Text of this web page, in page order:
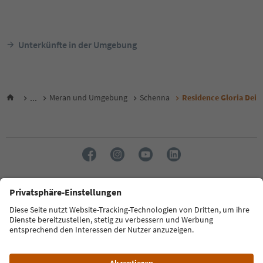
Unterkünfte in der Umgebung
... Meran und Umgebung Schenna Residence Gloria Dei
Sprache: Deutsch
FAQ Kontakt Presse MICE Datenschutzerklärung
Zugänglichkeitserklärung